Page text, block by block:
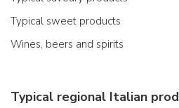
Typical sweet products
Wines, beers and spirits
Typical regional Italian